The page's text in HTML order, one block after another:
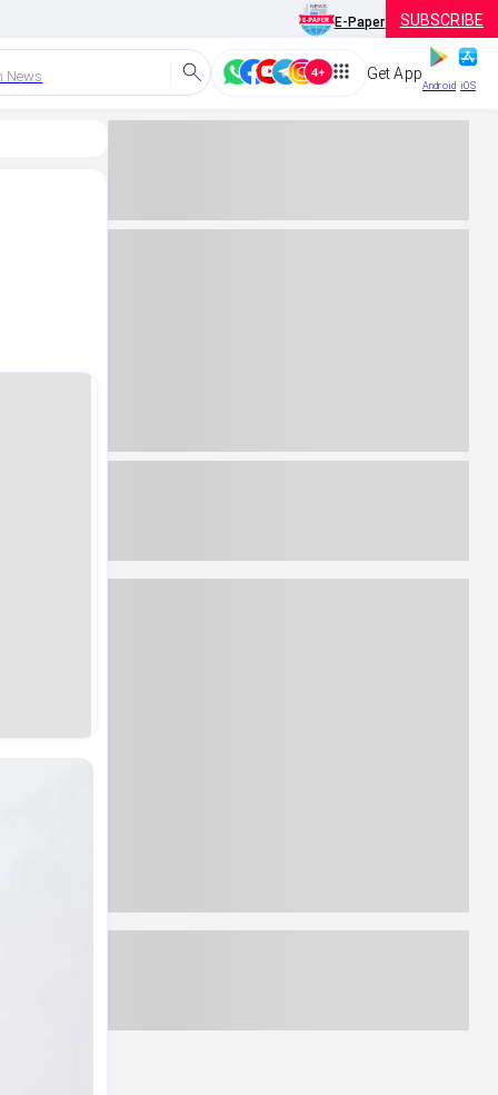
E-Paper SUBSCRIBE
News Get App
Android iOS